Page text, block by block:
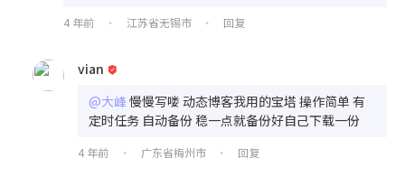
4 年前 • 江苏省无锡市 • 回复
vian
@大峰 慢慢写喽 动态博客我用的宝塔 操作简单 有
定时任务 自动备份 稳一点就备份好自己下载一份
4 年前 • 广东省梅州市 • 回复